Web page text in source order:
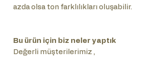
azda olsa ton farklılıkları oluşabilir.
Bu ürün için biz neler yaptık
Değerli müşterilerimiz ,